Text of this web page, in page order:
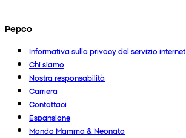
Pepco
Informativa sulla privacy del servizio internet
Chi siamo
Nostra responsabilità
Carriera
Contattaci
Espansione
Mondo Mamma & Neonato